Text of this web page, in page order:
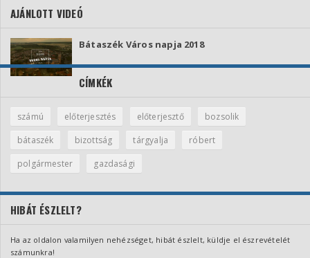
AJÁNLOTT VIDEÓ
Bátaszék Város napja 2018
CÍMKÉK
számú előterjesztés előterjesztő
bozsolik
bátaszék
bizottság tárgyalja
róbert
polgármester
gazdasági
HIBÁT ÉSZLELT?
Ha az oldalon valamilyen nehézséget, hibát észlelt, küldje el észrevételét
számunkra!